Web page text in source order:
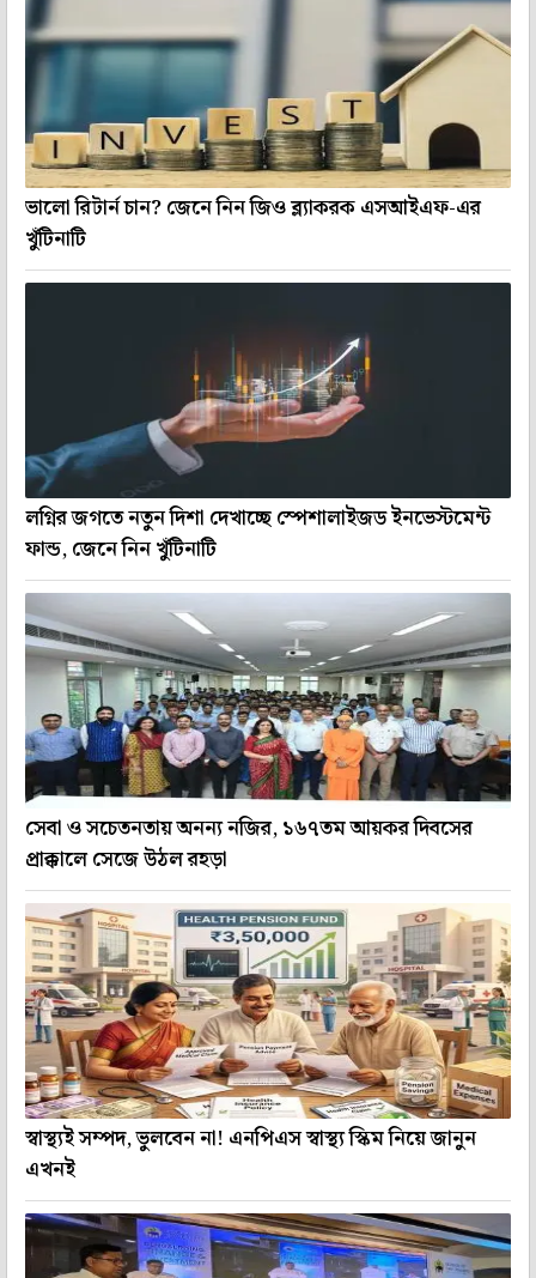
ভালো রিটার্ন চান? জেনে নিন জিও ব্ল্যাকরক এসআইএফ-এর
খুঁটিনাটি
লগ্নির জগতে নতুন দিশা দেখাচ্ছে স্পেশালাইজড ইনভেস্টমেন্ট
ফান্ড, জেনে নিন খুঁটিনাটি
সেবা ও সচেতনতায় অনন্য নজির, ১৬৭তম আয়কর দিবসের
প্রাক্কালে সেজে উঠল রহড়া
স্বাস্থ্যই সম্পদ, ভুলবেন না! এনপিএস স্বাস্থ্য স্কিম নিয়ে জানুন
এখনই